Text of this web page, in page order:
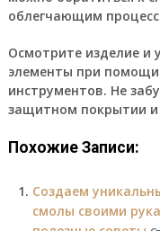
облегчающим процесс
Осмотрите изделие и
элементы при
инструментов. Не
защитном покрытии и
Похожие Записи:
Создаем
смолы своими